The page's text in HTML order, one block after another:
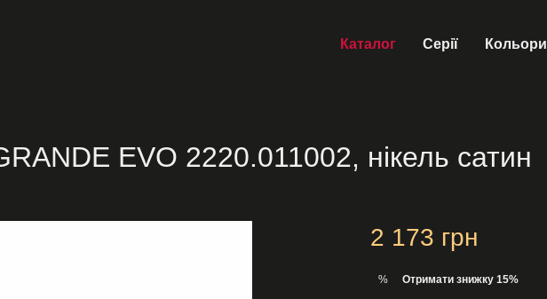
Каталог Серії Кольори
EVO 2220.011002, нікель сатин
2 173 грн
% Отримати знижку 15%